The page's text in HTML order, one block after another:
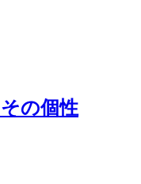
の個性